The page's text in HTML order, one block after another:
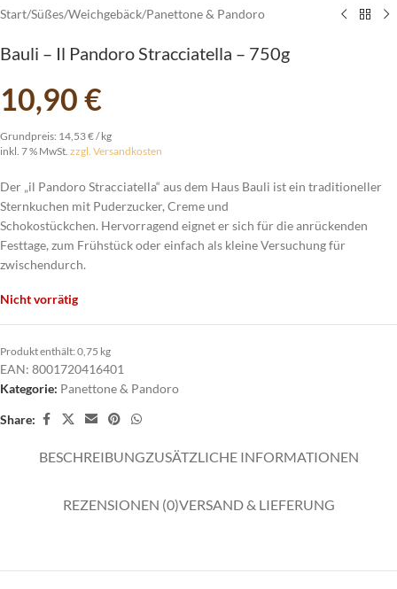
Start/Süßes/Weichgebäck/Panettone & Pandoro
Bauli – Il Pandoro Stracciatella – 750g
10,90€
Grundpreis: 14,53€/kg
inkl. 7 % MwSt. zzgl. Versandkosten
Der „il Pandoro Stracciatella“ aus dem Haus Bauli ist ein traditioneller
Sternkuchen mit Puderzucker, Creme und
Schokostückchen. Hervorragend eignet er sich für die anrückenden
Festtage, zum Frühstück oder einfach als kleine Versuchung für
zwischendurch.
Nicht vorrätig
Produkt enthält: 0,75 kg
EAN: 8001720416401
Kategorie: Panettone & Pandoro
Share:
BESCHREIBUNGZUSÄTZLICHE INFORMATIONEN
REZENSIONEN (0)VERSAND & LIEFERUNG